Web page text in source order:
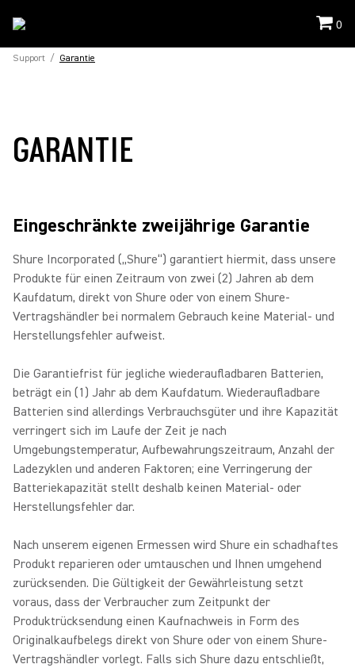
0
Support / Garantie
GARANTIE
Eingeschränkte zweijährige Garantie
Shure Incorporated („Shure“) garantiert hiermit, dass unsere
Produkte für einen Zeitraum von zwei (2) Jahren ab dem
Kaufdatum, direkt von Shure oder von einem Shure-
Vertragshändler bei normalem Gebrauch keine Material- und
Herstellungsfehler aufweist.
Die Garantiefrist für jegliche wiederaufladbaren Batterien,
beträgt ein (1) Jahr ab dem Kaufdatum. Wiederaufladbare
Batterien sind allerdings Verbrauchsgüter und ihre Kapazität
verringert sich im Laufe der Zeit je nach
Umgebungstemperatur, Aufbewahrungszeitraum, Anzahl der
Ladezyklen und anderen Faktoren; eine Verringerung der
Batteriekapazität stellt deshalb keinen Material- oder
Herstellungsfehler dar.
Nach unserem eigenen Ermessen wird Shure ein schadhaftes
Produkt reparieren oder umtauschen und Ihnen umgehend
zurücksenden. Die Gültigkeit der Gewährleistung setzt
voraus, dass der Verbraucher zum Zeitpunkt der
Produktrücksendung einen Kaufnachweis in Form des
Originalkaufbelegs direkt von Shure oder von einem Shure-
Vertragshändler vorlegt. Falls sich Shure dazu entschließt,